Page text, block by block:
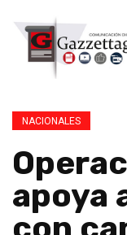
NACIONALES
apoya